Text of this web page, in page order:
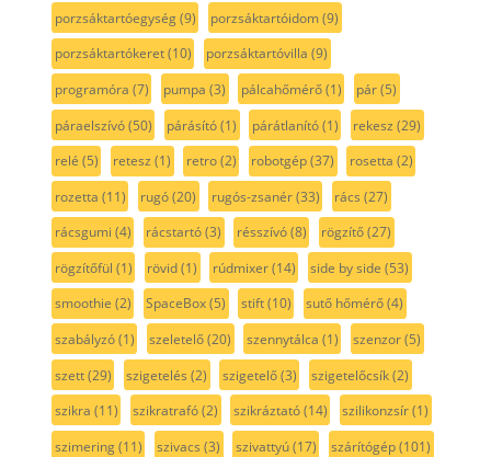
porzsáktartóegység(9) porzsáktartóidom(9)
porzsáktartókeret(10) porzsáktartóvilla (9)
programóra (7) pumpa (3) pálcahőmérő(1) pár(5)
páraelszívó(50) párásító(1) párátlanító(1) rekesz (29)
relé (5) retesz (1) retro(2) robotgép(37) rosetta (2)
rozetta (11) rugó(20) rugós-zsanér(33) rács (27)
rácsgumi (4) rácstartó(3) résszívó(8) rögzítő(27)
rögzítőfül (1) rövid(1) rúdmixer(14) side by side (53)
smoothie (2) SpaceBox(5) stift(10) sutő hőmérő(4)
szabályzó(1) szeletelő(20) szennytálca (1) szenzor(5)
szett(29) szigetelés (2) szigetelő(3) szigetelőcsík(2)
szikra (11) szikratrafó(2) szikráztató(14) szilikonzsír(1)
szimering(11) szivacs (3) szivattyú(17) szárítógép(101)